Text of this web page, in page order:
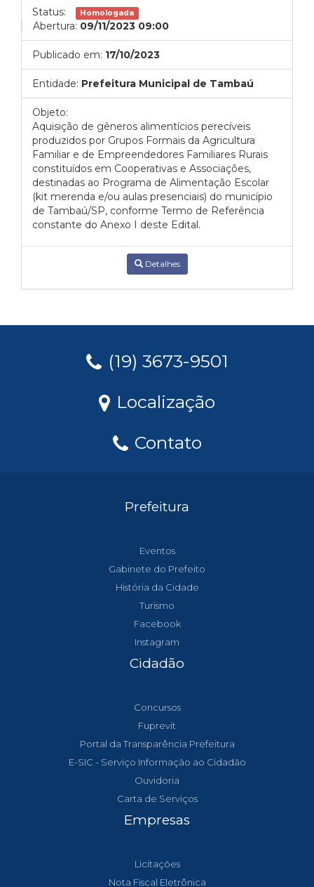
Status: Homologada
Abertura: 09/11/2023 09:00
Publicado em: 17/10/2023
Entidade: Prefeitura Municipal de Tambaú
Objeto:
Aquisição de gêneros alimentícios perecíveis
produzidos por Grupos Formais da Agricultura
Familiar e de Empreendedores Familiares Rurais
constituídos em Cooperativas e Associações,
destinadas ao Programa de Alimentação Escolar
(kit merenda e/ou aulas presenciais) do município
de Tambaú/SP, conforme Termo de Referência
constante do Anexo I deste Edital.
Detalhes
(19) 3673-9501
Localização
Contato
Prefeitura
Eventos
Gabinete do Prefeito
História da Cidade
Turismo
Facebook
Instagram
Cidadão
Concursos
Fuprevit
Portal da Transparência Prefeitura
E-SIC - Serviço Informação ao Cidadão
Ouvidoria
Carta de Serviços
Empresas
Licitações
Nota Fiscal Eletrônica